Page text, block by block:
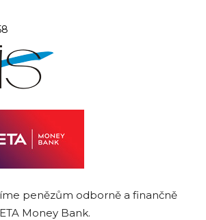
penězům odborně a finančně
Money Bank.